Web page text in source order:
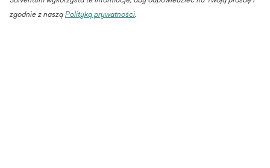
zgodnie z naszą Polityką prywatnościopens
.